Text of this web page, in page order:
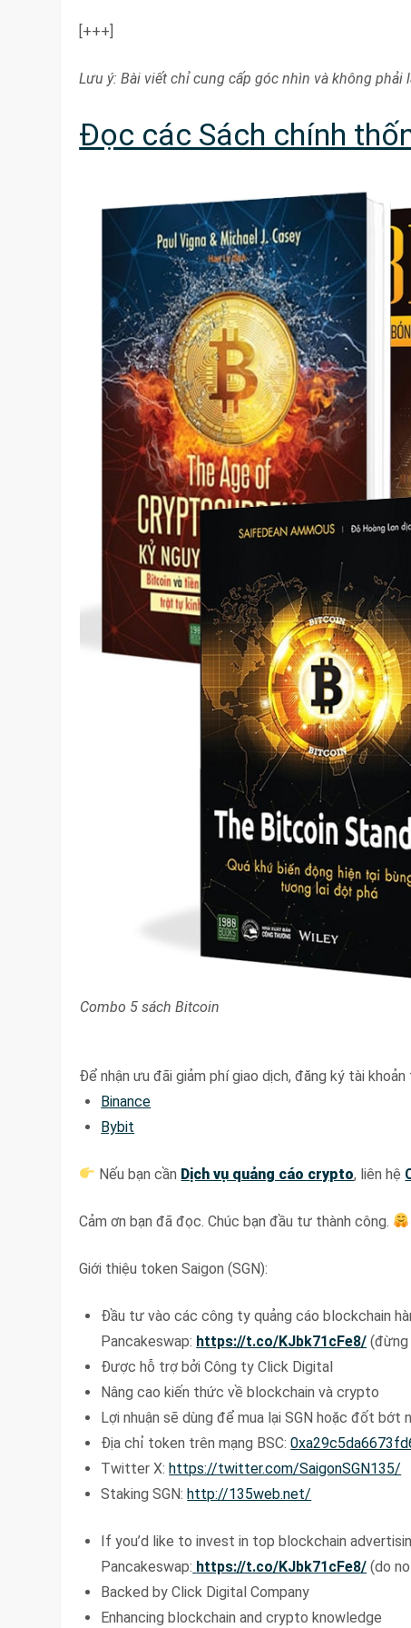
[+++]
Lưu ý: Bài viết chỉ cung cấp góc nhìn và không phải
Đọc các Sách chính
Combo 5 sách Bitcoin
Để nhận ưu đãi giảm phí giao dịch, đăng ký tài
Binance
Bybit
Nếu bạn cần Dịch vụ quảng cáo crypto, liên hệ
Cảm ơn bạn đã đọc. Chúc bạn đầu tư thành công.
Giới thiệu token Saigon (SGN):
Đầu tư vào các công ty quảng cáo blockchain
Pancakeswap: https://t.co/KJbk71cFe8/ (đừng
Được hỗ trợ bởi Công ty Click Digital
Nâng cao kiến thức về blockchain và crypto
Lợi nhuận sẽ dùng để mua lại SGN hoặc đốt bớt
Địa chỉ token trên mạng BSC:
Twitter X:https://twitter.com/SaigonSGN135/
Staking SGN:http://135web.net/
If you’d like to invest in top blockchain
Pancakeswap: https://t.co/KJbk71cFe8/ (do
Backed by Click Digital Company
Enhancing blockchain and crypto knowledge